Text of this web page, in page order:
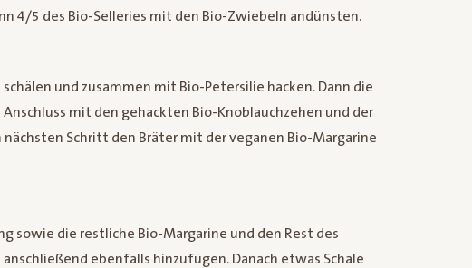
4/5 des Bio-Selleries mit den Bio-Zwiebeln andünsten.
und zusammen mit Bio-Petersilie hacken. Dann die
mit den gehackten Bio-Knoblauchzehen und der
Schritt den Bräter mit der veganen Bio-Margarine
sowie die restliche Bio-Margarine und den Rest des
ebenfalls hinzufügen. Danach etwas Schale